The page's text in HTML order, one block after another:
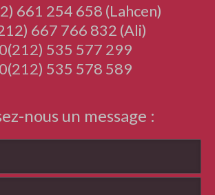
661 254 658 (Lahcen)
667 766 832 (Ali)
535 577 299
535 578 589
nous un message :